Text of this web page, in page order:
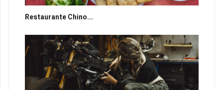
Restaurante Chino...